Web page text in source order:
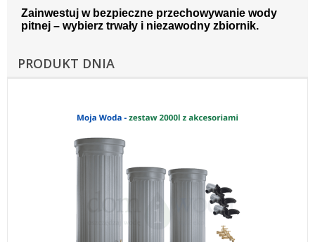
Zainwestuj w bezpieczne przechowywanie wody
pitnej – wybierz trwały i niezawodny zbiornik.
PRODUKT DNIA